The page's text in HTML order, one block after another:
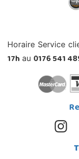
Horaire Service
17h au 0176 541